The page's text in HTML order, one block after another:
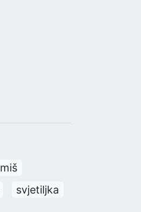
miš
svjetiljka